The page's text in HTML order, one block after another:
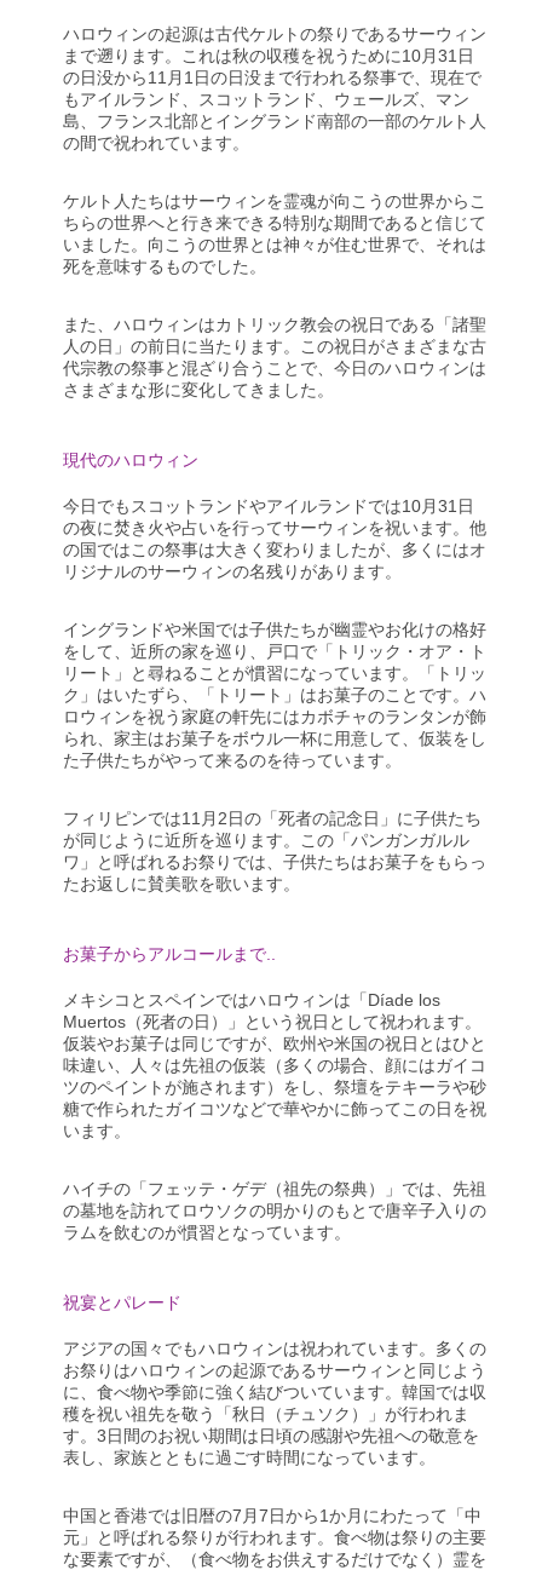
ハロウィンの起源は古代ケルトの祭りであるサーウィン
まで遡ります。これは秋の収穫を祝うために10月31日
の日没から11月1日の日没まで行われる祭事で、現在で
もアイルランド、スコットランド、ウェールズ、マン
島、フランス北部とイングランド南部の一部のケルト人
の間で祝われています。
ケルト人たちはサーウィンを霊魂が向こうの世界からこ
ちらの世界へと行き来できる特別な期間であると信じて
いました。向こうの世界とは神々が住む世界で、それは
死を意味するものでした。
また、ハロウィンはカトリック教会の祝日である「諸聖
人の日」の前日に当たります。この祝日がさまざまな古
代宗教の祭事と混ざり合うことで、今日のハロウィンは
さまざまな形に変化してきました。
現代のハロウィン
今日でもスコットランドやアイルランドでは10月31日
の夜に焚き火や占いを行ってサーウィンを祝います。他
の国ではこの祭事は大きく変わりましたが、多くにはオ
リジナルのサーウィンの名残りがあります。
イングランドや米国では子供たちが幽霊やお化けの格好
をして、近所の家を巡り、戸口で「トリック・オア・ト
リート」と尋ねることが慣習になっています。「トリッ
ク」はいたずら、「トリート」はお菓子のことです。ハ
ロウィンを祝う家庭の軒先にはカボチャのランタンが飾
られ、家主はお菓子をボウル一杯に用意して、仮装をし
た子供たちがやって来るのを待っています。
フィリピンでは11月2日の「死者の記念日」に子供たち
が同じように近所を巡ります。この「パンガンガルル
ワ」と呼ばれるお祭りでは、子供たちはお菓子をもらっ
たお返しに賛美歌を歌います。
お菓子からアルコールまで..
メキシコとスペインではハロウィンは「Díade los
Muertos（死者の日）」という祝日として祝われます。
仮装やお菓子は同じですが、欧州や米国の祝日とはひと
味違い、人々は先祖の仮装（多くの場合、顔にはガイコ
ツのペイントが施されます）をし、祭壇をテキーラや砂
糖で作られたガイコツなどで華やかに飾ってこの日を祝
います。
ハイチの「フェッテ・ゲデ（祖先の祭典）」では、先祖
の墓地を訪れてロウソクの明かりのもとで唐辛子入りの
ラムを飲むのが慣習となっています。
祝宴とパレード
アジアの国々でもハロウィンは祝われています。多くの
お祭りはハロウィンの起源であるサーウィンと同じよう
に、食べ物や季節に強く結びついています。韓国では収
穫を祝い祖先を敬う「秋日（チュソク）」が行われま
す。3日間のお祝い期間は日頃の感謝や先祖への敬意を
表し、家族とともに過ごす時間になっています。
中国と香港では旧暦の7月7日から1か月にわたって「中
元」と呼ばれる祭りが行われます。食べ物は祭りの主要
な要素ですが、（食べ物をお供えするだけでなく）霊を